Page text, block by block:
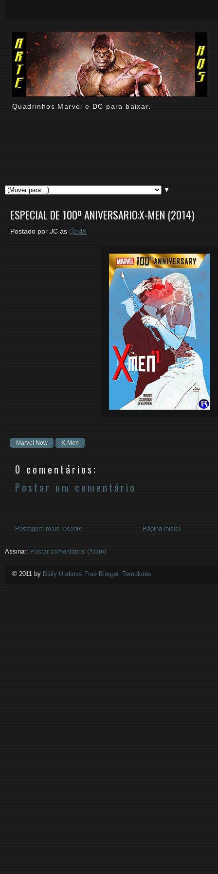
Quadrinhos Marvel e DC para baixar.
▼
ESPECIAL DE 100º ANIVERSARIO:X-MEN (2014)
Postado por JC às 02:49
Marvel Now X-Men
0 comentários:
Postar um comentário
Postagem mais recente Página inicial
Assinar: Postar comentários (Atom)
© 2011 by Daily Updates Free Blogger Templates